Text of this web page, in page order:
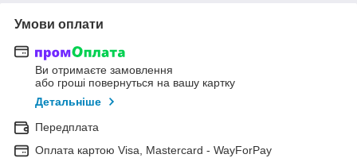
Умови оплати
Ви отримаєте замовлення
або гроші повернуться на вашу картку
Детальніше
Передплата
Оплата картою Visa, Mastercard - WayForPay